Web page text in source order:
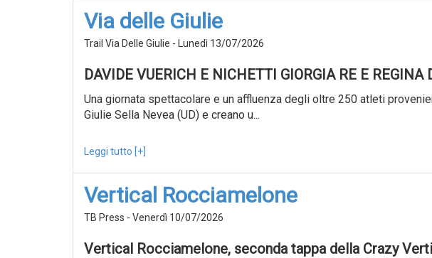
Via delle Giulie
Trail Via Delle Giulie - Lunedì 13/07/2026
DAVIDE VUERICH E NICHETTI GIORGIA RE E
Una giornata spettacolare e un affluenza degli oltre 250 atleti
Giulie Sella Nevea (UD) e creano u...
Leggi tutto [+]
Vertical Rocciamelone
TB Press - Venerdì 10/07/2026
Vertical Rocciamelone, seconda tappa della Crazy